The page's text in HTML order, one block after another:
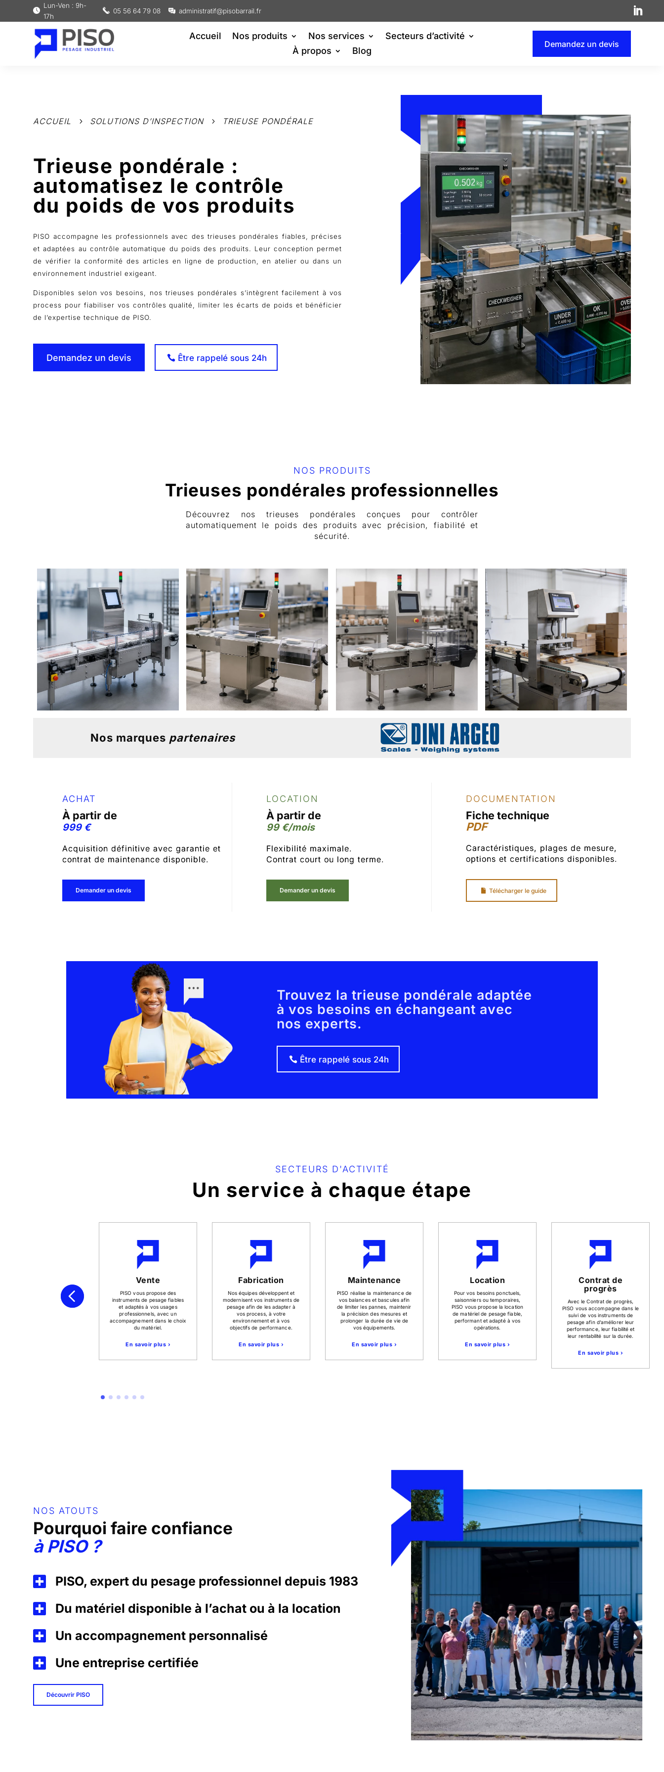
Lun-Ven : 9h-
17h
05 56 64 79 08 administratif@pisobarrail.fr
Accueil Nos produits Nos services
Secteurs d’activité
À propos
Blog
Demandez un devis
ACCUEIL 5 SOLUTIONS D’INSPECTION 5 TRIEUSE PONDÉRALE
Trieuse pondérale :
automatisez le contrôle
du poids de vos produits
PISO accompagne les professionnels avec des trieuses pondérales fiables, précises
et adaptées au contrôle automatique du poids des produits. Leur conception permet
de vérifier la conformité des articles en ligne de production, en atelier ou dans un
environnement industriel exigeant.
Disponibles selon vos besoins, nos trieuses pondérales s’intègrent facilement à vos
process pour fiabiliser vos contrôles qualité, limiter les écarts de poids et bénéficier
de l’expertise technique de PISO.
Demandez un devis Être rappelé sous 24h
NOS PRODUITS
Trieuses pondérales professionnelles
Découvrez nos trieuses pondérales conçues pour contrôler
automatiquement le poids des produits avec précision, fiabilité et
sécurité.
Nos marques partenaires
ACHAT
À partir de
999 €
Acquisition définitive avec garantie et
contrat de maintenance disponible.
Demander un devis
LOCATION
À partir de
99 €/mois
Flexibilité maximale.
Contrat court ou long terme.
Demander un devis
DOCUMENTATION
Fiche technique
PDF
Caractéristiques, plages de mesure,
options et certifications disponibles.
Télécharger le guide
Trouvez la trieuse pondérale adaptée
à vos besoins en échangeant avec
nos experts.
Être rappelé sous 24h
SECTEURS D'ACTIVITÉ
Un service à chaque étape
Grâce à la vérification et à
PISO sécurise vos
Vente
PISO vous propose des
instruments de pesage fiables
et adaptés à vos usages
professionnels, avec un
accompagnement dans le choix
du matériel.
En savoir plus ›
Fabrication
Nos équipes développent et
modernisent vos instruments de
pesage afin de les adapter à
vos process, à votre
environnement et à vos
objectifs de performance.
En savoir plus ›
Maintenance
PISO réalise la maintenance de
vos balances et bascules afin
de limiter les pannes, maintenir
la précision des mesures et
prolonger la durée de vie de
vos équipements.
En savoir plus ›
Location
Pour vos besoins ponctuels,
saisonniers ou temporaires,
PISO vous propose la location
de matériel de pesage fiable,
performant et adapté à vos
opérations.
En savoir plus ›
Contrat de
progrès
Avec le Contrat de progrès,
PISO vous accompagne dans le
suivi de vos instruments de
pesage afin d’améliorer leur
performance, leur fiabilité et
leur rentabilité sur la durée.
En savoir plus ›
NOS ATOUTS
Pourquoi faire confiance
àPISO?
PISO, expert du pesage professionnel depuis 1983
Du matériel disponible à l’achat ou à la location
Un accompagnement personnalisé
Une entreprise certifiée
Découvrir PISO